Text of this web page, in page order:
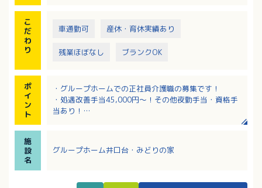
こ
だ
わ
り
車通勤可 産休・育休実績あり
残業ほぼなし ブランクOK
ポ
イ
ン
ト
・グループホームでの正社員介護職の募集です！
・処遇改善手当45,000円～！その他夜勤手当・資格手
当あり！
施
設
名
グループホーム井口台・みどりの家